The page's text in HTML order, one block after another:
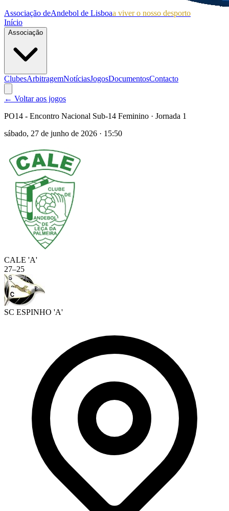
Associação deAndebol de Lisboaa viver o nosso desporto
Início
Associação
ClubesArbitragemNotíciasJogosDocumentosContacto
← Voltar aos jogos
PO14 - Encontro Nacional Sub-14 Feminino · Jornada 1
sábado, 27 de junho de 2026 · 15:50
CALE 'A'
27–25
SC ESPINHO 'A'